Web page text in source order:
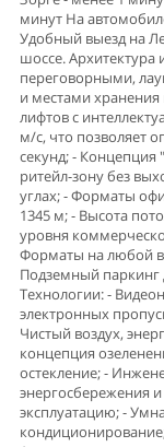
минут На
Удобный выезд на
шоссе.
переговорными,
и местами
лифтов с
м/с, что позволяет
секунд; - Концепция
ритейл-зону без
углах; - Форматы
1345 м; - Высота
уровня
Форматы на любой
Подземный паркинг
Технологии: -
электронных
Чистый воздух,
концепция
остекление; -
энергосбережения
эксплуатацию; -